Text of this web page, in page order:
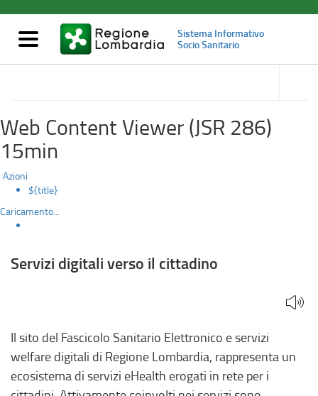
contenuto
principale
Servizi
digitali
verso
cittadino
Mostra/nascondi
navigazione
Sistema Informativo
Socio Sanitario
accedi
Web Content Viewer (JSR 286)
15min
Azioni
${title}
Caricamento...
Servizi digitali verso il cittadino
Il sito del Fascicolo Sanitario Elettronico e servizi
welfare digitali di Regione Lombardia, rappresenta un
ecosistema di servizi eHealth erogati in rete per i